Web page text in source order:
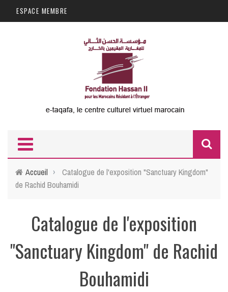
Aller au contenu principal
ESPACE MEMBRE
Accueil ›
Catalogue de l'exposition "Sanctuary Kingdom"
de Rachid Bouhamidi
Catalogue de l'exposition
"Sanctuary Kingdom" de Rachid
Bouhamidi